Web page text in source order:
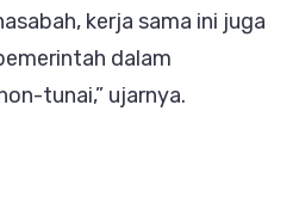
kerja sama ini juga
dalam
tunai,” ujarnya.